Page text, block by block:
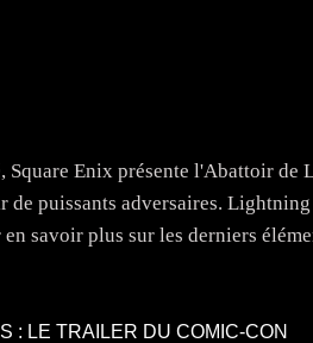
Square Enix présente l'Abattoir de
de puissants adversaires.
en savoir plus sur les derniers
: LE TRAILER DU COMIC-CON